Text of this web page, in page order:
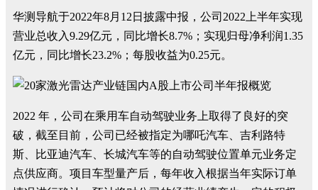
华测导航于2022年8月12日披露中报，公司2022上半年实现
营业总收入9.29亿元，同比增长8.7%；实现归母净利润1.35
亿元，同比增长23.2%；每股收益为0.25元。
2022 年，公司在乘用车自动驾驶业务上取得了良好的突
破，截至目前，公司已经被指定为哪吒汽车、吉利路特
斯、比亚迪汽车、长城汽车等的自动驾驶位置单元业务定
点供应商。项目车型量产后，每年收入根据当年实际订单